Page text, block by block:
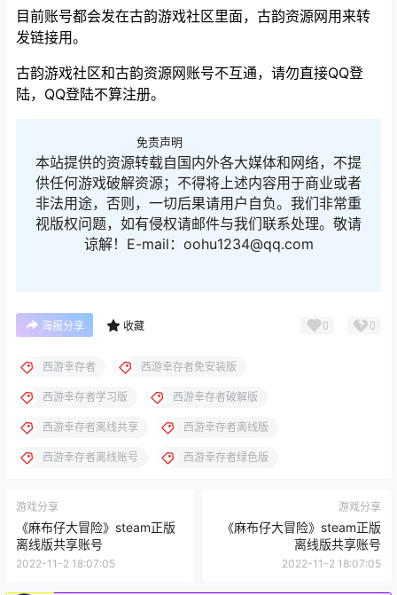
目前账号都会发在古韵游戏社区里面，古韵资源网用来转
发链接用。
古韵游戏社区和古韵资源网账号不互通，请勿直接QQ登
陆，QQ登陆不算注册。
免责声明
本站提供的资源转载自国内外各大媒体和网络，不提
供任何游戏破解资源；不得将上述内容用于商业或者
非法用途，否则，一切后果请用户自负。我们非常重
视版权问题，如有侵权请邮件与我们联系处理。敬请
谅解！E-mail：oohu1234@qq.com
海报分享 收藏 0 0
西游幸存者 西游幸存者免安装版
西游幸存者学习版 西游幸存者破解版
西游幸存者离线共享 西游幸存者离线版
西游幸存者离线账号 西游幸存者绿色版
游戏分享
《麻布仔大冒险》steam正版
离线版共享账号
2022-11-2 18:07:05
游戏分享
《麻布仔大冒险》steam正版
离线版共享账号
2022-11-2 18:07:05